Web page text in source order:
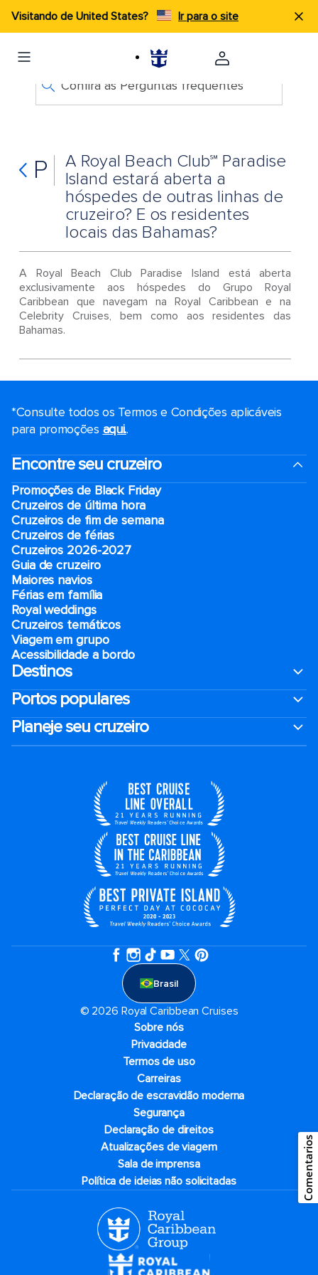
Visitando de United States? Ir para o site
Confira as Perguntas frequentes
P
A Royal Beach Club℠ Paradise
Island estará aberta a
hóspedes de outras linhas de
cruzeiro? E os residentes
locais das Bahamas?
A Royal Beach Club Paradise Island está aberta
exclusivamente aos hóspedes do Grupo Royal
Caribbean que navegam na Royal Caribbean e na
Celebrity Cruises, bem como aos residentes das
Bahamas.
*Consulte todos os Termos e Condições aplicáveis ​​
para promoções aqui..
Encontre seu cruzeiro
Promoções de Black Friday
Cruzeiros de última hora
Cruzeiros de fim de semana
Cruzeiros de férias
Cruzeiros 2026-2027
Guia de cruzeiro
Maiores navios
Férias em família
Royal weddings
Cruzeiros temáticos
Viagem em grupo
Acessibilidade a bordo
Destinos
Portos populares
Planeje seu cruzeiro
Brasil
© 2026 Royal Caribbean Cruises
Sobre nós
Privacidade
Termos de uso
Carreiras
Declaração de escravidão moderna
Segurança
Declaração de direitos
Atualizações de viagem
Sala de imprensa
Política de ideias não solicitadas
Comentarios